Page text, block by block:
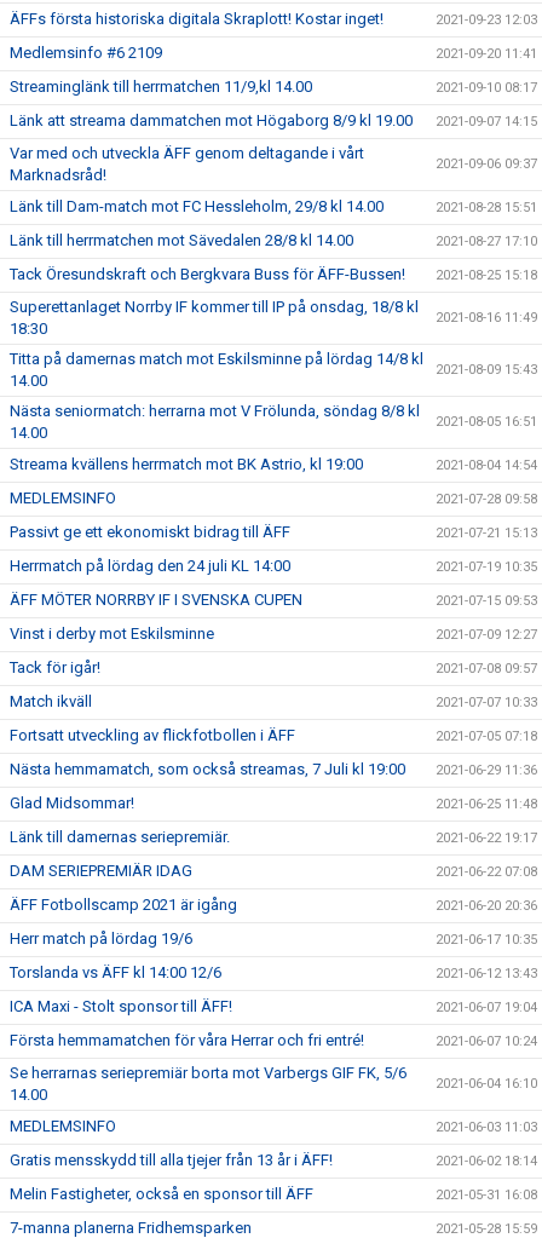
ÄFFs första historiska digitala Skraplott! Kostar inget! 2021-09-23 12:03
Medlemsinfo #6 2109 2021-09-20 11:41
Streaminglänk till herrmatchen 11/9,kl 14.00 2021-09-10 08:17
Länk att streama dammatchen mot Högaborg 8/9 kl 19.00 2021-09-07 14:15
Var med och utveckla ÄFF genom deltagande i vårt
Marknadsråd!
2021-09-06 09:37
Länk till Dam-match mot FC Hessleholm, 29/8 kl 14.00 2021-08-28 15:51
Länk till herrmatchen mot Sävedalen 28/8 kl 14.00 2021-08-27 17:10
Tack Öresundskraft och Bergkvara Buss för ÄFF-Bussen! 2021-08-25 15:18
Superettanlaget Norrby IF kommer till IP på onsdag, 18/8 kl
18:30
2021-08-16 11:49
Titta på damernas match mot Eskilsminne på lördag 14/8 kl
14.00
2021-08-09 15:43
Nästa seniormatch: herrarna mot V Frölunda, söndag 8/8 kl
14.00
2021-08-05 16:51
Streama kvällens herrmatch mot BK Astrio, kl 19:00 2021-08-04 14:54
MEDLEMSINFO 2021-07-28 09:58
Passivt ge ett ekonomiskt bidrag till ÄFF 2021-07-21 15:13
Herrmatch på lördag den 24 juli KL 14:00 2021-07-19 10:35
ÄFF MÖTER NORRBY IF I SVENSKA CUPEN 2021-07-15 09:53
Vinst i derby mot Eskilsminne 2021-07-09 12:27
Tack för igår! 2021-07-08 09:57
Match ikväll 2021-07-07 10:33
Fortsatt utveckling av flickfotbollen i ÄFF 2021-07-05 07:18
Nästa hemmamatch, som också streamas, 7 Juli kl 19:00 2021-06-29 11:36
Glad Midsommar! 2021-06-25 11:48
Länk till damernas seriepremiär. 2021-06-22 19:17
DAM SERIEPREMIÄR IDAG 2021-06-22 07:08
ÄFF Fotbollscamp 2021 är igång 2021-06-20 20:36
Herr match på lördag 19/6 2021-06-17 10:35
Torslanda vs ÄFF kl 14:00 12/6 2021-06-12 13:43
ICA Maxi - Stolt sponsor till ÄFF! 2021-06-07 19:04
Första hemmamatchen för våra Herrar och fri entré! 2021-06-07 10:24
Se herrarnas seriepremiär borta mot Varbergs GIF FK, 5/6
14.00
2021-06-04 16:10
MEDLEMSINFO 2021-06-03 11:03
Gratis mensskydd till alla tjejer från 13 år i ÄFF! 2021-06-02 18:14
Melin Fastigheter, också en sponsor till ÄFF 2021-05-31 16:08
7-manna planerna Fridhemsparken 2021-05-28 15:59